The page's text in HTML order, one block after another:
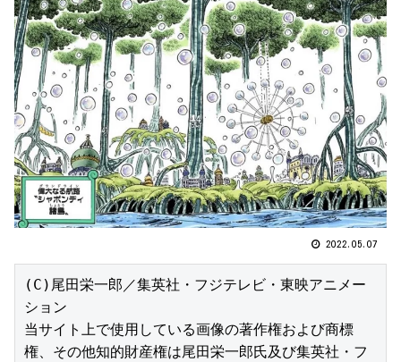
2022.05.07
(C)尾田栄一郎／集英社・フジテレビ・東映アニメー
ション
当サイト上で使用している画像の著作権および商標
権、その他知的財産権は尾田栄一郎氏及び集英社・フ